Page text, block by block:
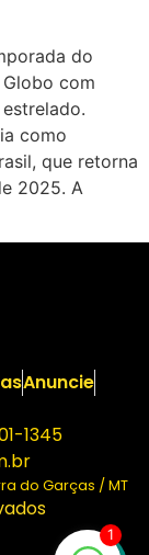
do
com
como
que retorna
2025. A
Anuncie
1345
do Garças / MT
1